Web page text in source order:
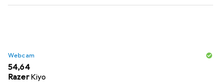
Webcam
EUR
54,64
Razer Kiyo